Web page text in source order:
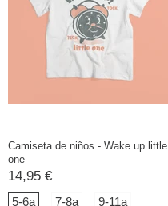
Camiseta de niños - Wake up little
one
14,95 €
5-6a 7-8a 9-11a